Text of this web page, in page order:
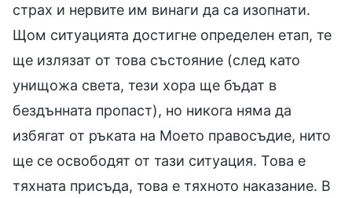
страх и нервите им винаги да са изопнати.
Щом ситуацията достигне определен етап, те
ще излязат от това състояние (след като
унищожа света, тези хора ще бъдат в
бездънната пропаст), но никога няма да
избягат от ръката на Моето правосъдие, нито
ще се освободят от тази ситуация. Това е
тяхната присъда, това е тяхното наказание. В